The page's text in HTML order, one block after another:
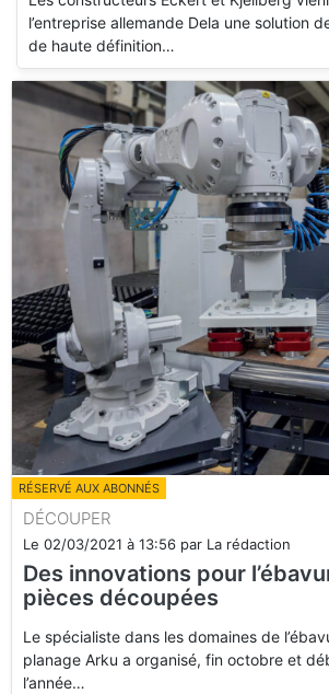
l’entreprise allemande Dela une solution
de haute définition…
RÉSERVÉ AUX ABONNÉS
DÉCOUPER
Le 02/03/2021 à 13:56 par La rédaction
Des innovations pour
pièces découpées
Le spécialiste dans les domaines de
planage Arku a organisé, fin octobre et
l’année…